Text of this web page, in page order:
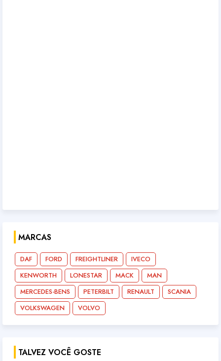
MARCAS
DAF FORD FREIGHTLINER
IVECO
KENWORTH
LONESTAR MACK
MAN
MERCEDES-BENS
PETERBILT RENAULT
SCANIA
VOLKSWAGEN
VOLVO
TALVEZ VOCÊ GOSTE